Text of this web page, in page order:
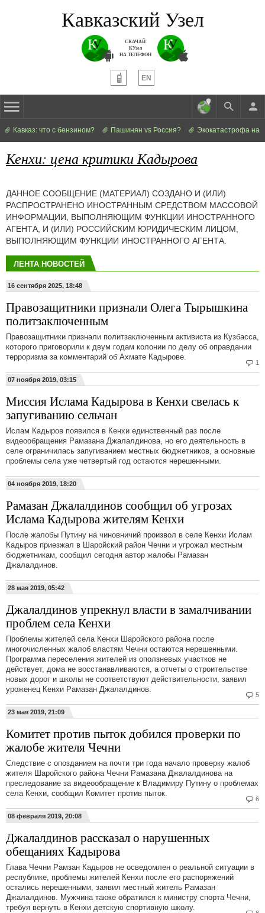
Кавказский Узел
СКАЧАЙ
КУзел
НА ТЕЛЕФОН
EN
Кавказ: что с бензином? Пашинян vs Россия? Экокатастрофа на
Кенхи: цена критики Кадырова
ДАННОЕ СООБЩЕНИЕ (МАТЕРИАЛ) СОЗДАНО И (ИЛИ)
РАСПРОСТРАНЕНО ИНОСТРАННЫМ СРЕДСТВОМ МАССОВОЙ
ИНФОРМАЦИИ, ВЫПОЛНЯЮЩИМ ФУНКЦИИ ИНОСТРАННОГО
АГЕНТА, И (ИЛИ) РОССИЙСКИМ ЮРИДИЧЕСКИМ ЛИЦОМ,
ВЫПОЛНЯЮЩИМ ФУНКЦИИ ИНОСТРАННОГО АГЕНТА.
ЛЕНТА НОВОСТЕЙ
16 сентября 2025, 18:48
1
Правозащитники признали Олега Тырышкина
политзаключенным
Правозащитники признали политзаключенным активиста из Кузбасса,
которого приговорили к двум годам колонии по делу об оправдании
терроризма за комментарий об Ахмате Кадырове.
07 ноября 2019, 03:15
Миссия Ислама Кадырова в Кенхи свелась к
запугиванию сельчан
Ислам Кадыров появился в Кенхи единственный раз после
видеообращения Рамазана Джалалдинова, но его деятельность в
селе ограничилась запугиванием местных бюджетников, а основные
проблемы села уже четвертый год остаются нерешенными.
04 ноября 2019, 18:20
Рамазан Джалалдинов сообщил об угрозах
Ислама Кадырова жителям Кенхи
После жалобы Путину на чиновничий произвол в селе Кенхи Ислам
Кадыров приезжал в Шаройский район Чечни и угрожал местным
бюджетникам, сообщил сегодня автор жалобы Рамазан
Джалалдинов.
28 мая 2019, 05:42
5
Джалалдинов упрекнул власти в замалчивании
проблем села Кенхи
Проблемы жителей села Кенхи Шаройского района после
многочисленных жалоб властям Чечни остаются нерешенными.
Программа переселения жителей из оползневых участков не
действует, дома не восстанавливаются, а отчеты о строительстве
новых дорог и школы не соответствуют действительности, заявил
уроженец Кенхи Рамазан Джалалдинов.
23 мая 2019, 21:09
6
Комитет против пыток добился проверки по
жалобе жителя Чечни
Следствие с опозданием на почти три года начало проверку жалоб
жителя Шаройского района Чечни Рамазана Джалалдинова на
преследование за видеообращение к Владимиру Путину о проблемах
села Кенхи, сообщил Комитет против пыток.
08 февраля 2019, 20:08
Джалалдинов рассказал о нарушенных
обещаниях Кадырова
Глава Чечни Рамзан Кадыров не осведомлен о реальной ситуации в
республике, проблемы жителей Кенхи после его распоряжений
остались нерешенными, заявил местный житель Рамазан
Джалалдинов. Мужчина также обратился к министру спорта Чечни,
требуя вернуть в Кенхи детскую спортивную школу.